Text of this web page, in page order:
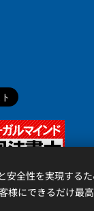
安全性を実現する
様にできるだけ最